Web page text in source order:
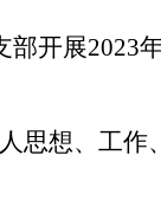
部开展2023
思想、工作